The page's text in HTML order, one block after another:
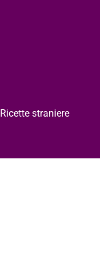
Ricette straniere